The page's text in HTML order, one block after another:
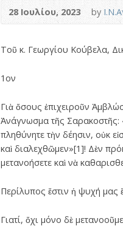
28 Ιουλίου, 2023 by
Tοῦ κ. Γεωργίου Κούβελα,
1ον
Γιὰ ὅσους ἐπιχειροῦν
Ἀνάγνωσμα τῆς Σαρακοστῆς:
πληθύνητε τὴν δέησιν, οὐκ
καὶ διαλεχθῶμεν»[1]! Δὲν
μετανοήσετε καὶ νὰ
Περίλυπος ἔστιν ἡ ψυχή μας
Γιατί, ὄχι μόνο δὲ